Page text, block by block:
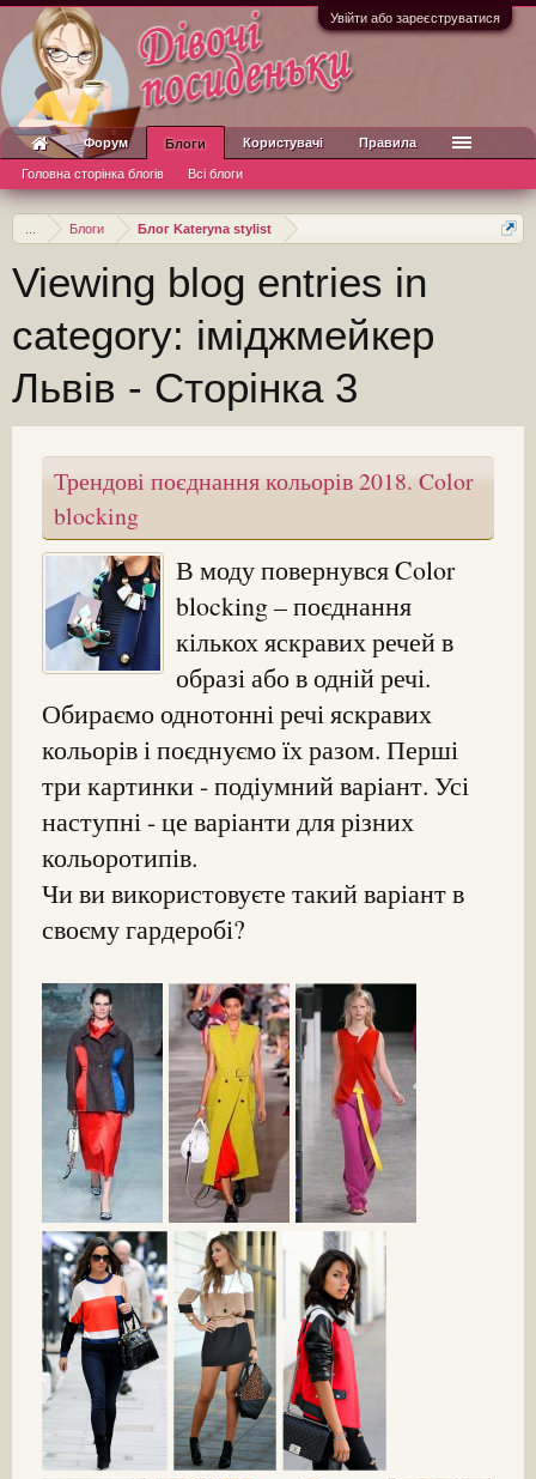
Увійти або зареєструватися
Блоги Блог Kateryna stylist
Viewing blog entries in
category: іміджмейкер
Львів - Сторінка 3
Трендові поєднання кольорів 2018. Color
blocking
В моду повернувся Color
blocking – поєднання
кількох яскравих речей в
образі або в одній речі.
Обираємо однотонні речі яскравих
кольорів і поєднуємо їх разом. Перші
три картинки - подіумний варіант. Усі
наступні - це варіанти для різних
кольоротипів.
Чи ви використовуєте такий варіант в
своєму гардеробі?
Форум Блоги
Головна сторінка блогів Всі блоги
Користувачі Правила